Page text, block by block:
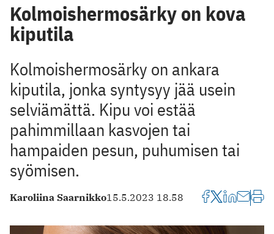
Kolmoishermosärky on kova
kiputila
Kolmoishermosärky on ankara
kiputila, jonka syntysyy jää usein
selviämättä. Kipu voi estää
pahimmillaan kasvojen tai
hampaiden pesun, puhumisen tai
syömisen.
Karoliina Saarnikko15.5.2023 18.58